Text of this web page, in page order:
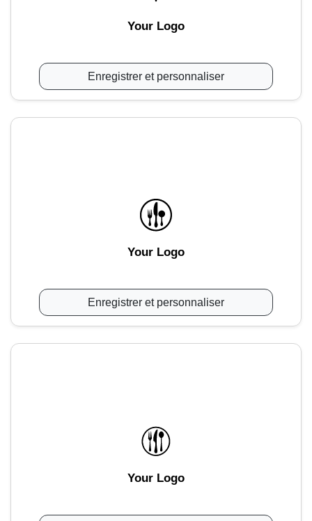
Your Logo
Enregistrer et personnaliser
Your Logo
Enregistrer et personnaliser
Your Logo